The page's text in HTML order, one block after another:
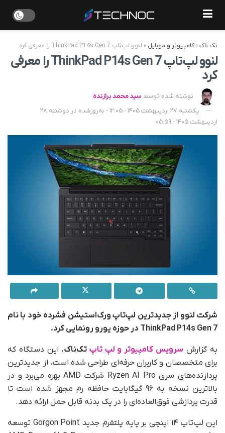
تک ناک»کامپیوتر و موبایل » لنوو لپ‌تاپ ThinkPad P14s Gen 7 را معرفی کرد
لنوو لپ‌تاپ ThinkPad P14s Gen 7 را معرفی
کرد
نوشته شده توسط سید محمد برازنده
یکشنبه 27 اردیبهشت 1405 - 12:05 - به‌روزشده در دوشنبه 28
اردیبهشت 1405 - 05:59
شرکت لنوو از جدیدترین لپ‌تاپ ورک‌استیشن فشرده خود با نام
ThinkPad P14s Gen 7 در حوزه یورو رونمایی کرد.
به گزارش سرویس کامپیوتر و لپ تاپ تک‌ناک، این دستگاه که
برای متخصصان و کاربران حرفه‌ای طراحی شده است، از جدیدترین
پردازنده‌های سری Ryzen AI Pro شرکت AMD بهره می‌برد و در
بالاترین نسخه به ۹۶ گیگابایت حافظه رم مجهز شده است تا
قدرت پردازشی فوق‌العاده‌ای را در یک بدنه قابل حمل ارائه دهد.
این لپ‌تاپ ۱۴ اینچی بر پایه پلتفرم جدید Gorgon Point توسعه